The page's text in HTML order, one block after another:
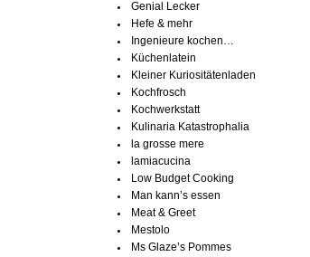
Genial Lecker
Hefe & mehr
Ingenieure kochen…
Küchenlatein
Kleiner Kuriositätenladen
Kochfrosch
Kochwerkstatt
Kulinaria Katastrophalia
la grosse mere
lamiacucina
Low Budget Cooking
Man kann’s essen
Meat & Greet
Mestolo
Ms Glaze’s Pommes